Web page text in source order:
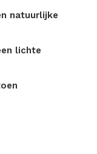
natuurlijke
lichte